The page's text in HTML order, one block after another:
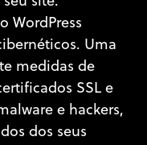
WordPress
Uma
medidas de
SSL e
e hackers,
dos seus